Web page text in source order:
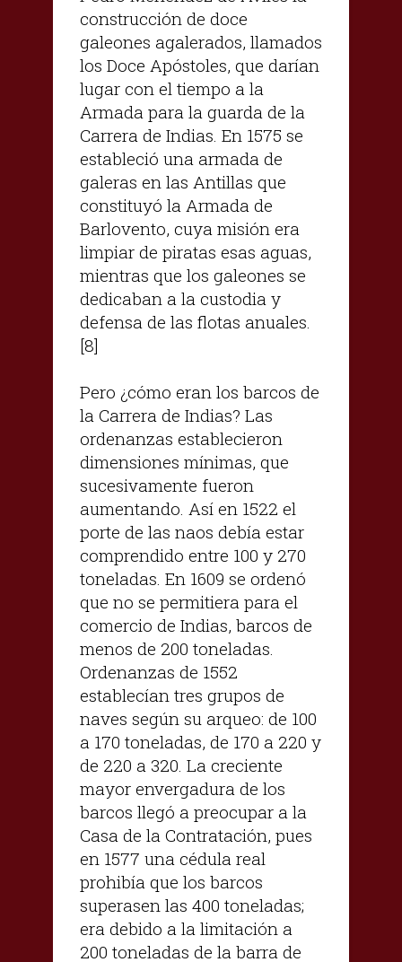
construcción de doce
galeones agalerados, llamados
los Doce Apóstoles, que darían
lugar con el tiempo a la
Armada para la guarda de la
Carrera de Indias. En 1575 se
estableció una armada de
galeras en las Antillas que
constituyó la Armada de
Barlovento, cuya misión era
limpiar de piratas esas aguas,
mientras que los galeones se
dedicaban a la custodia y
defensa de las flotas anuales.
[8]
Pero ¿cómo eran los barcos de
la Carrera de Indias? Las
ordenanzas establecieron
dimensiones mínimas, que
sucesivamente fueron
aumentando. Así en 1522 el
porte de las naos debía estar
comprendido entre 100 y 270
toneladas. En 1609 se ordenó
que no se permitiera para el
comercio de Indias, barcos de
menos de 200 toneladas.
Ordenanzas de 1552
establecían tres grupos de
naves según su arqueo: de 100
a 170 toneladas, de 170 a 220 y
de 220 a 320. La creciente
mayor envergadura de los
barcos llegó a preocupar a la
Casa de la Contratación, pues
en 1577 una cédula real
prohibía que los barcos
superasen las 400 toneladas;
era debido a la limitación a
200 toneladas de la barra de